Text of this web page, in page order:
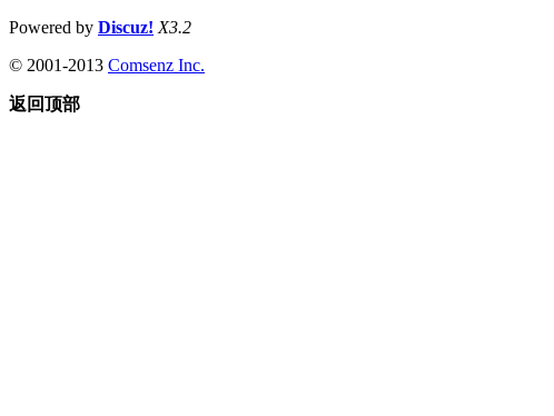
Powered by Discuz! X3.2
© 2001-2013 Comsenz Inc.
返回顶部